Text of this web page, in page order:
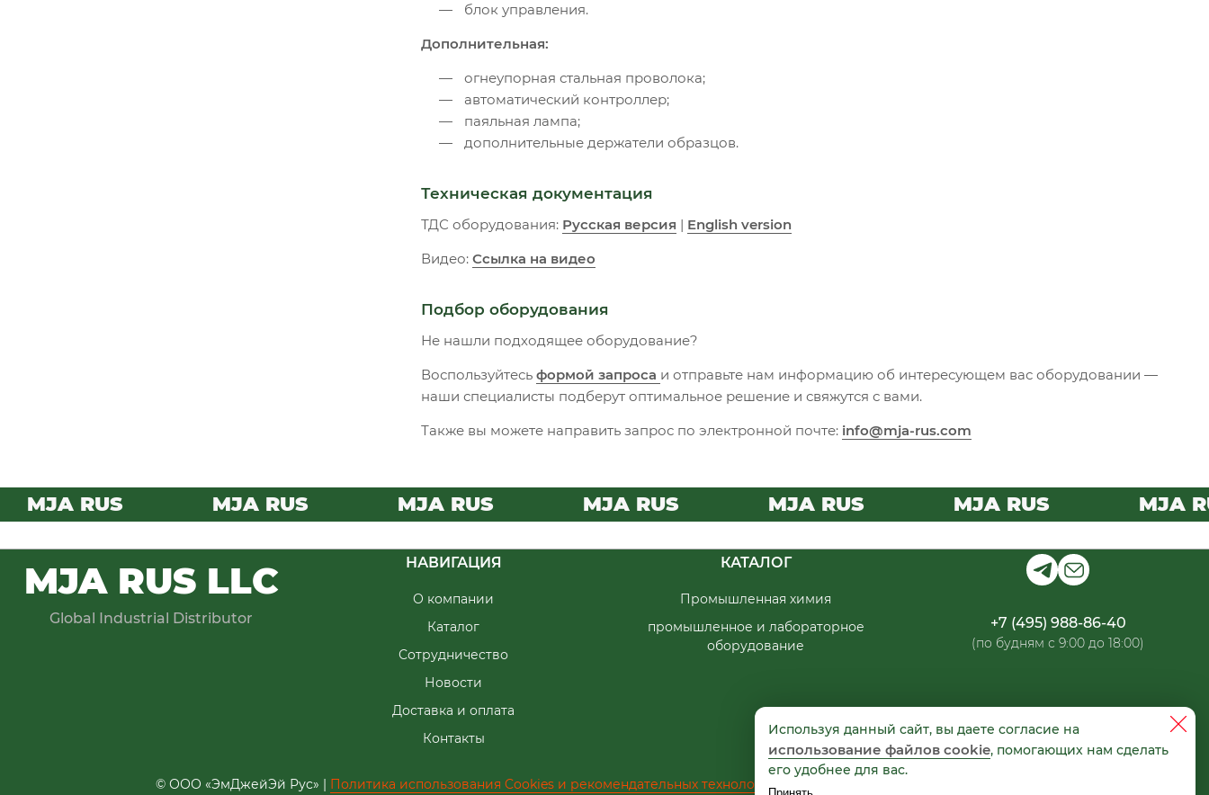
блок управления.
Дополнительная:
огнеупорная стальная проволока;
автоматический контроллер;
паяльная лампа;
дополнительные держатели образцов.
Техническая документация
ТДС оборудования: Русская версия | English version
Видео: Ссылка на видео
Подбор оборудования
Не нашли подходящее оборудование?
Воспользуйтесь формой запроса и отправьте нам информацию об интересующем вас оборудовании —
наши специалисты подберут оптимальное решение и свяжутся с вами.
Также вы можете направить запрос по электронной почте: info@mja-rus.com
MJA RUS MJA RUS MJA RUS MJA RUS MJA RUS MJA RUS MJA
Используя данный сайт, вы даете согласие на
использование файлов cookie, помогающих нам сделать
его удобнее для вас.
MJA RUS LLC
Global Industrial Distributor
НАВИГАЦИЯ
О компании
Каталог
Сотрудничество
Новости
Доставка и оплата
Контакты
КАТАЛОГ
Промышленная химия
промышленное и лабораторное
оборудование
+7 (495) 988-86-40
(по будням с 9:00 до 18:00)
© ООО «ЭмДжейЭй Рус» | Политика использования Cookies и рекомендательных технологий